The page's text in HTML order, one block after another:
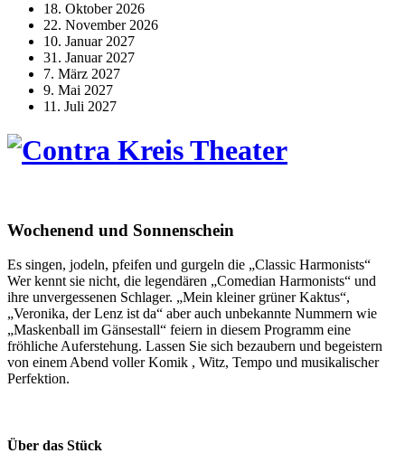
18. Oktober 2026
22. November 2026
10. Januar 2027
31. Januar 2027
7. März 2027
9. Mai 2027
11. Juli 2027
Wochenend und Sonnenschein
Es singen, jodeln, pfeifen und gurgeln die „Classic Harmonists“
Wer kennt sie nicht, die legendären „Comedian Harmonists“ und
ihre unvergessenen Schlager. „Mein kleiner grüner Kaktus“,
„Veronika, der Lenz ist da“ aber auch unbekannte Nummern wie
„Maskenball im Gänsestall“ feiern in diesem Programm eine
fröhliche Auferstehung. Lassen Sie sich bezaubern und begeistern
von einem Abend voller Komik , Witz, Tempo und musikalischer
Perfektion.
Über das Stück